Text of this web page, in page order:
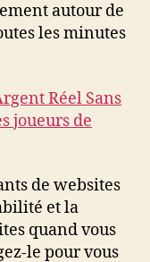
autour de
les minutes
Réel Sans
joueurs de
de websites
et la
quand vous
le pour vous